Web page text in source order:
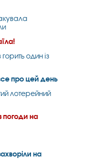
один із
про цей день
лотерейний
погоди на
на